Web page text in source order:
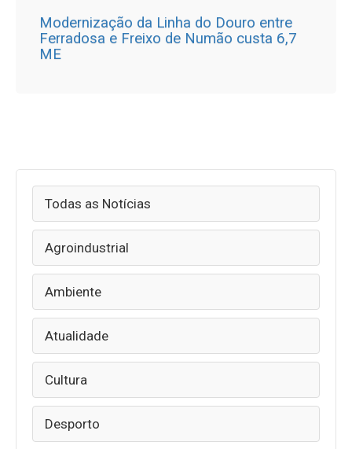
Modernização da Linha do Douro entre
Ferradosa e Freixo de Numão custa 6,7
ME
Todas as Notícias
Agroindustrial
Ambiente
Atualidade
Cultura
Desporto